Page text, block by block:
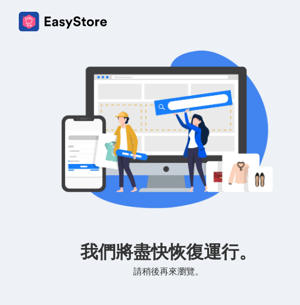
我們將盡快恢復運行。
請稍後再來瀏覽。